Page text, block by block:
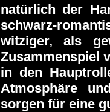
natürlich der
schwarz-
witziger, als
Zusammenspiel
in den
Atmosphäre
sorgen für eine